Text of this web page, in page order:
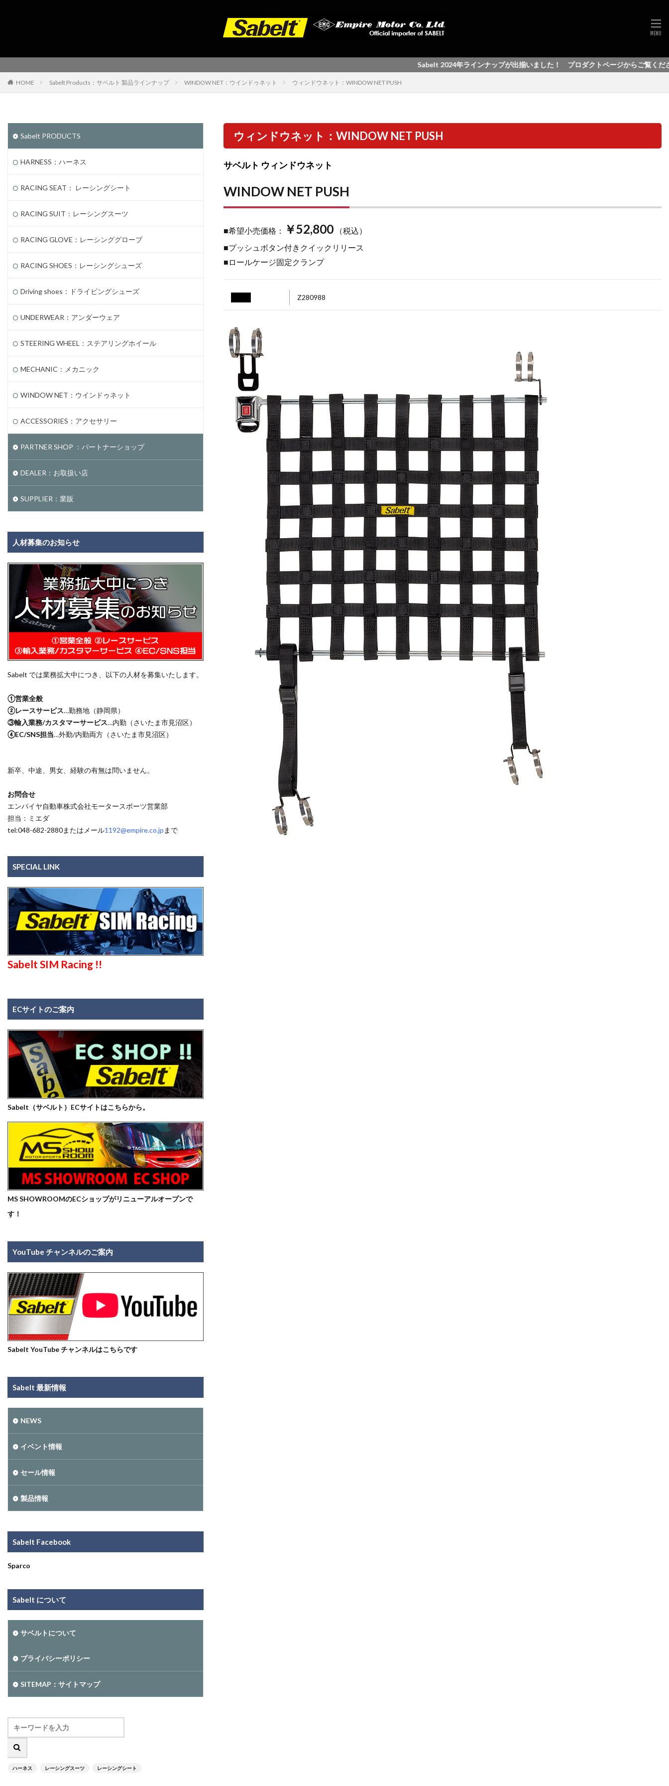
Sabelt 2024年ラインナップが出揃いました！ プロダクトページからご覧ください。
HOME Sabelt Products：サベルト 製品ラインナップ WINDOW NET：ウインドゥネット ウィンドウネット：WINDOW NET PUSH
ウィンドウネット：WINDOW NET PUSH
サベルト ウィンドウネット
WINDOW NET PUSH
■希望小売価格： ￥52,800 （税込）
■プッシュボタン付きクイックリリース
■ロールケージ固定クランプ
Z280988
Sabelt PRODUCTS
HARNESS：ハーネス
RACING SEAT： レーシングシート
RACING SUIT：レーシングスーツ
RACING GLOVE：レーシンググローブ
RACING SHOES：レーシングシューズ
Driving shoes：ドライビングシューズ
UNDERWEAR：アンダーウェア
STEERING WHEEL：ステアリングホイール
MECHANIC：メカニック
WINDOW NET：ウインドゥネット
ACCESSORIES：アクセサリー
PARTNER SHOP ：パートナーショップ
DEALER：お取扱い店
SUPPLIER：業販
人材募集のお知らせ
Sabelt では業務拡大中につき、以下の人材を募集いたします。
①営業全般
②レースサービス…勤務地（静岡県）
③輸入業務/カスタマーサービス…内勤（さいたま市見沼区）
④EC/SNS担当…外勤/内勤両方（さいたま市見沼区）
新卒、中途、男女、経験の有無は問いません。
お問合せ
エンパイヤ自動車株式会社モータースポーツ営業部
担当：ミエダ
tel:048-682-2880またはメール1192@empire.co.jp まで
SPECIAL LINK
Sabelt SIM Racing !!
ECサイトのご案内
Sabelt（サベルト）ECサイトはこちらから。
MS SHOWROOMのECショップがリニューアルオープンで
す！
YouTube チャンネルのご案内
Sabelt YouTube チャンネルはこちらです
Sabelt 最新情報
NEWS
イベント情報
セール情報
製品情報
Sabelt Facebook
Sparco
Sabelt について
サベルトについて
プライバシーポリシー
SITEMAP：サイトマップ
ハーネス レーシングスーツ レーシングシート